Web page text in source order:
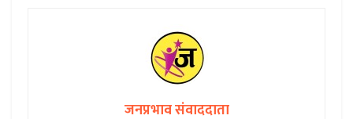
जनप्रभाव संवाददाता